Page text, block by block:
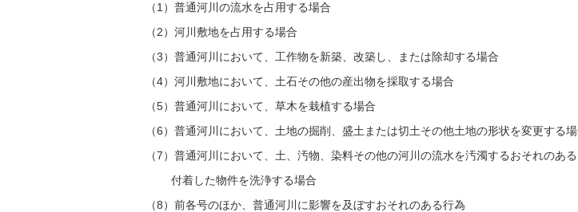
（1）普通河川の流水を占用する場合
（2）河川敷地を占用する場合
（3）普通河川において、工作物を新築、改築し、または除却する場合
（4）河川敷地において、土石その他の産出物を採取する場合
（5）普通河川において、草木を栽植する場合
（6）普通河川において、土地の掘削、盛土または切土その他土地の形状を変更する
（7）普通河川において、土、汚物、染料その他の河川の流水を汚濁するおそれのあ
付着した物件を洗浄する場合
（8）前各号のほか、普通河川に影響を及ぼすおそれのある行為